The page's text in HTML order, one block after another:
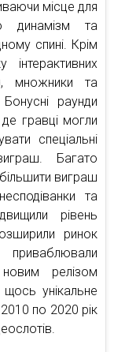
місце для
динамізм та
спині. Крім
множники та
раунди
гравці могли
спеціальні
Багато
виграш
та
рівень
ринок
приваблювали
релізом
унікальне
по 2020 рік